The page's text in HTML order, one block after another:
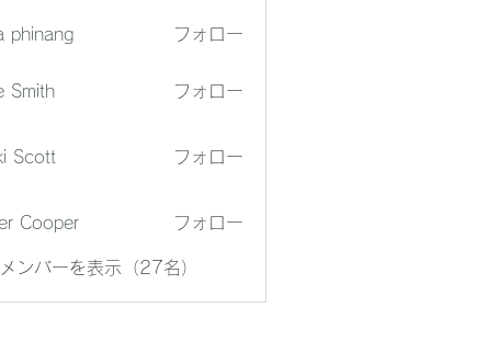
phinang フォロー
Smith フォロー
Scott フォロー
Cooper フォロー
ンバーを表示（27名）